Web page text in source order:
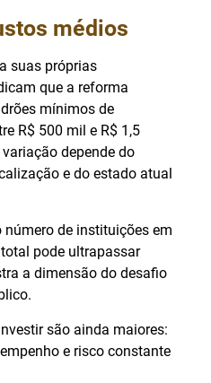
médios
suas próprias
que a reforma
mínimos de
R$ 500 mil e R$ 1,5
depende do
e do estado atual
de instituições em
pode ultrapassar
a dimensão do desafio
são ainda maiores:
e risco constante